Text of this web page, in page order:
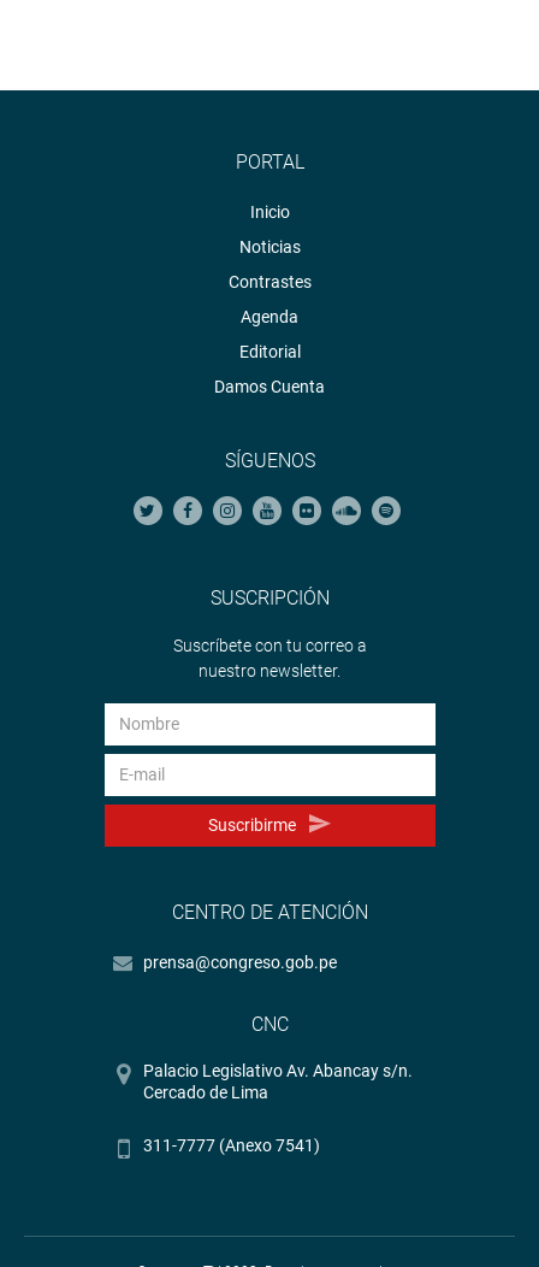
PORTAL
Inicio
Noticias
Contrastes
Agenda
Editorial
Damos Cuenta
SÍGUENOS
SUSCRIPCIÓN
Suscríbete con tu correo a
nuestro newsletter.
Suscribirme
CENTRO DE ATENCIÓN
prensa@congreso.gob.pe
CNC
Palacio Legislativo Av. Abancay s/n.
Cercado de Lima
311-7777 (Anexo 7541)